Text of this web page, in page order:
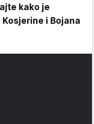
kako je
i Bojana